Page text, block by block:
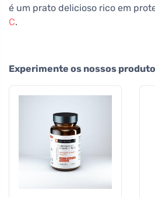
é um prato delicioso rico em
C.
Experimente os nossos